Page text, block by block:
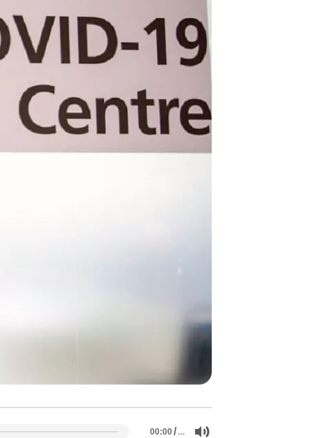
00:00/…